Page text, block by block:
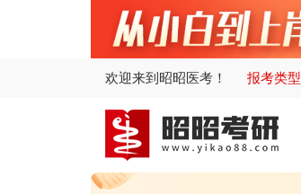
欢迎来到昭昭医考！ 报考类型